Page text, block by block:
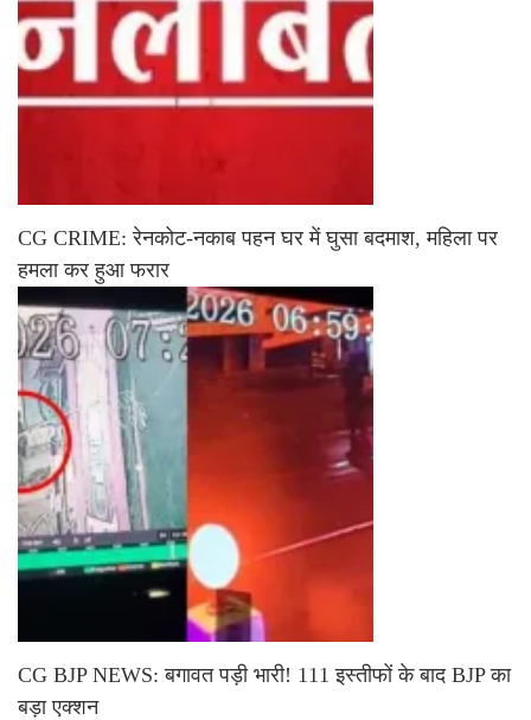
CG CRIME: रेनकोट-नकाब पहन घर में घुसा बदमाश, महिला पर
हमला कर हुआ फरार
CG BJP NEWS: बगावत पड़ी भारी! 111 इस्तीफों के बाद BJP का
बड़ा एक्शन